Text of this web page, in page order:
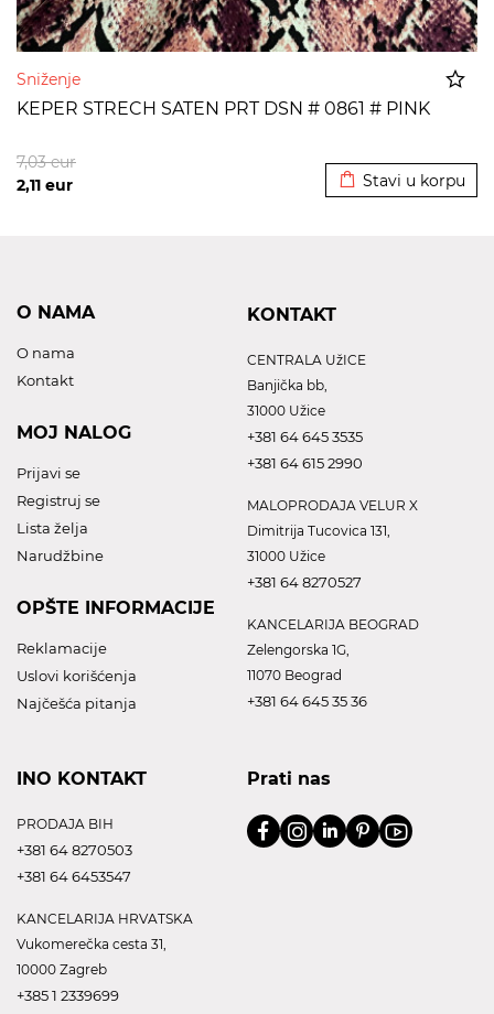
Sniženje
KEPER STRECH SATEN PRT DSN # 0861 # PINK
2,11 eur
7,03eur
Stavi u korpu
O NAMA
O nama
Kontakt
MOJ NALOG
Prijavi se
Registruj se
Lista želja
Narudžbine
OPŠTE INFORMACIJE
Reklamacije
Uslovi korišćenja
Najčešća pitanja
KONTAKT
CENTRALA UžICE
Banjička bb,
31000 Užice
+381 64 645 3535
+381 64 615 2990
MALOPRODAJA VELUR X
Dimitrija Tucovica 131,
31000 Užice
+381 64 8270527
KANCELARIJA BEOGRAD
Zelengorska 1G,
11070 Beograd
+381 64 645 35 36
INO KONTAKT
PRODAJA BIH
+381 64 8270503
+381 64 6453547
KANCELARIJA HRVATSKA
Vukomerečka cesta 31,
10000 Zagreb
+385 1 2339699
Prati nas